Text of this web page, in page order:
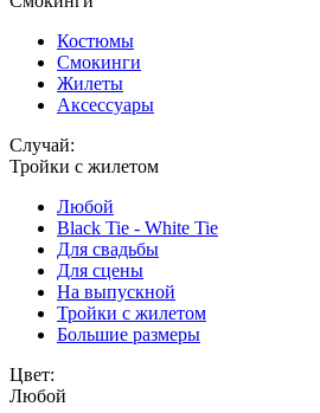
Костюмы
Смокинги
Жилеты
Аксессуары
Случай:
Тройки с жилетом
Любой
Black Tie - White Tie
Для свадьбы
Для сцены
На выпускной
Тройки с жилетом
Большие размеры
Цвет:
Любой